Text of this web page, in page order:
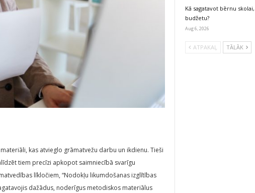
kas atvieglo grāmatvežu darbu un ikdienu. Tieši
tiem precīzi apkopot saimniecībā svarīgu
līkločiem, “Nodokļu likumdošanas izglītības
dažādus, noderīgus metodiskos materiālus
Kā sagatavot bērnu
budžetu?
Aug 6, 2026
ATPAKAĻ TĀLĀK